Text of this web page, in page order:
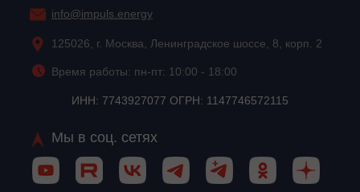
info@impuls.energy
125026, г. Москва, Ленинградское шоссе, 8, корп. 2
Время работы: пн-пт: 10:00 - 18:00
ИНН: 7743927077 ОГРН: 1147746572115
Мы в соц. сетях